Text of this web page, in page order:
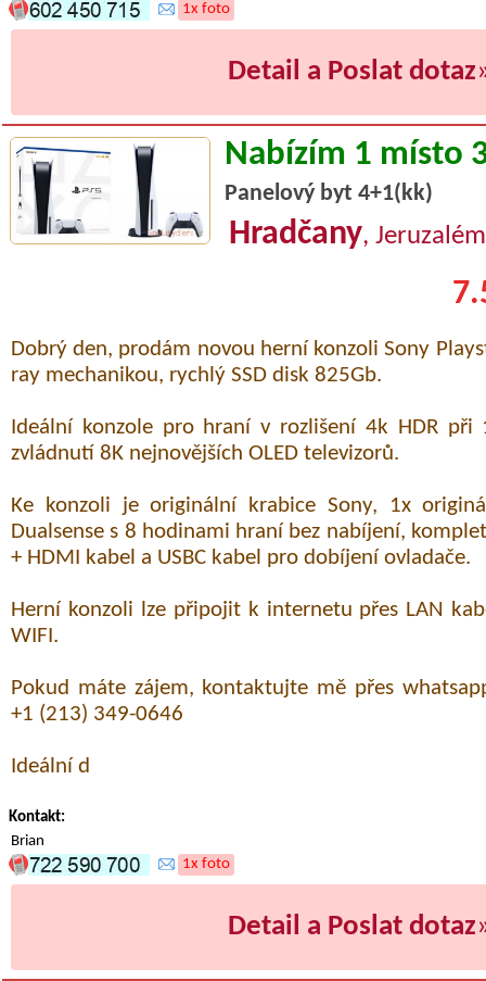
1x foto
Detail a Poslat dotaz
Nabízím 1 místo
Panelový byt 4+1(kk)
Hradčany,
Dobrý den, prodám novou herní konzoli Sony
ray mechanikou, rychlý SSD disk 825Gb.
Ideální konzole pro hraní v rozlišení 4k HDR při
zvládnutí 8K nejnovějších OLED televizorů.
Ke konzoli je originální krabice Sony, 1x
Dualsense s 8 hodinami hraní bez nabíjení,
+ HDMI kabel a USBC kabel pro dobíjení ovladače.
Herní konzoli lze připojit k internetu přes LAN
WIFI.
Pokud máte zájem, kontaktujte mě přes
+1 (213) 349-0646
Ideální d
Kontakt:
Brian
1x foto
Detail a Poslat dotaz